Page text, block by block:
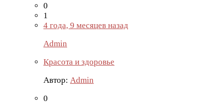
0
1
4 года, 9 месяцев назад
Admin
Красота и здоровье
Автор: Admin
0